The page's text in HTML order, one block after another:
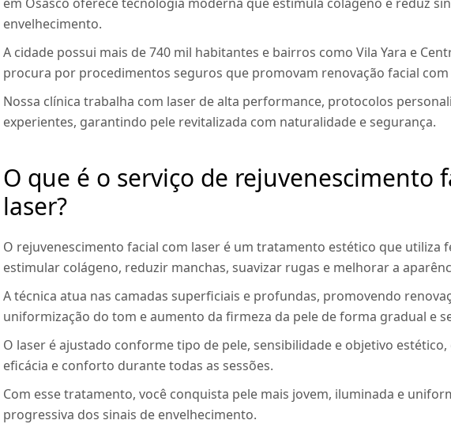
envelhecimento.
A cidade possui mais de 740 mil habitantes e bairros como Vila Yara e
procura por procedimentos seguros que promovam renovação facial
Nossa clínica trabalha com laser de alta performance, protocolos
experientes, garantindo pele revitalizada com naturalidade e segurança.
O que é o serviço de rejuvenescimento
laser?
O rejuvenescimento facial com laser é um tratamento estético que utiliza
estimular colágeno, reduzir manchas, suavizar rugas e melhorar a
A técnica atua nas camadas superficiais e profundas, promovendo
uniformização do tom e aumento da firmeza da pele de forma gradual e
O laser é ajustado conforme tipo de pele, sensibilidade e objetivo
eficácia e conforto durante todas as sessões.
Com esse tratamento, você conquista pele mais jovem, iluminada e
progressiva dos sinais de envelhecimento.